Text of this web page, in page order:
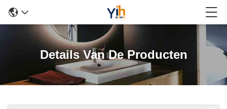
Details Van De Producten